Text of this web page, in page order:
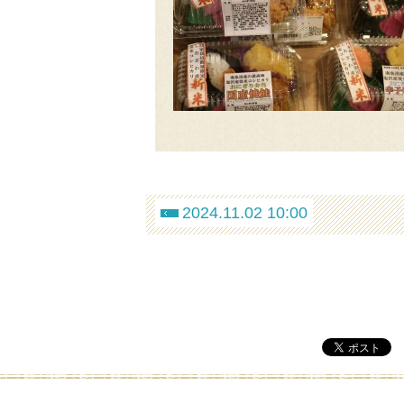
2024.11.02 10:00